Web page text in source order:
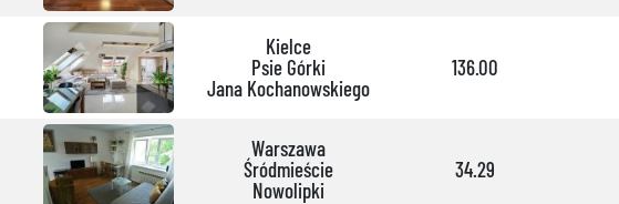
Kielce
Psie Górki
Jana Kochanowskiego
136.00
Warszawa
Śródmieście
Nowolipki
34.29